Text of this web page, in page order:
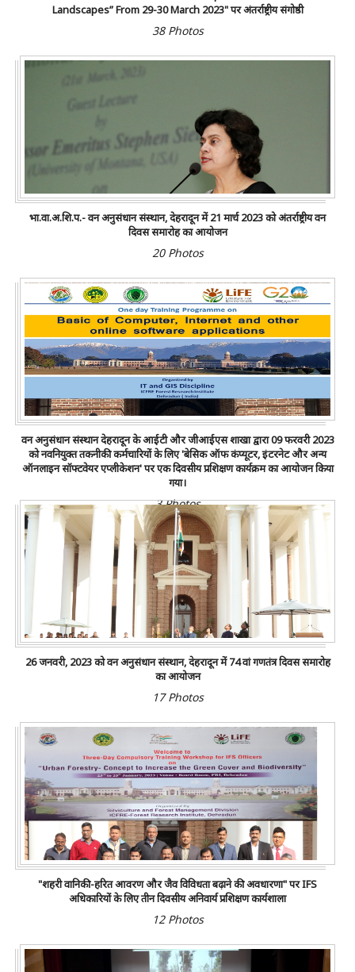
Landscapes” From 29-30 March 2023" पर अंतर्राष्ट्रीय संगोष्ठी
38 Photos
भा.वा.अ.शि.प.- वन अनुसंधान संस्थान, देहरादून में 21 मार्च 2023 को अंतर्राष्ट्रीय वन
दिवस समारोह का आयोजन
20 Photos
वन अनुसंधान संस्थान देहरादून के आईटी और जीआईएस शाखा द्वारा 09 फरवरी 2023
को नवनियुक्त तकनीकी कर्मचारियों के लिए 'बेसिक ऑफ कंप्यूटर, इंटरनेट और अन्य
ऑनलाइन सॉफ्टवेयर एप्लीकेशन' पर एक दिवसीय प्रशिक्षण कार्यक्रम का आयोजन किया
गया।
3 Photos
26 जनवरी, 2023 को वन अनुसंधान संस्थान, देहरादून में 74 वां गणतंत्र दिवस समारोह
का आयोजन
17 Photos
"शहरी वानिकी-हरित आवरण और जैव विविधता बढ़ाने की अवधारणा" पर IFS
अधिकारियों के लिए तीन दिवसीय अनिवार्य प्रशिक्षण कार्यशाला
12 Photos